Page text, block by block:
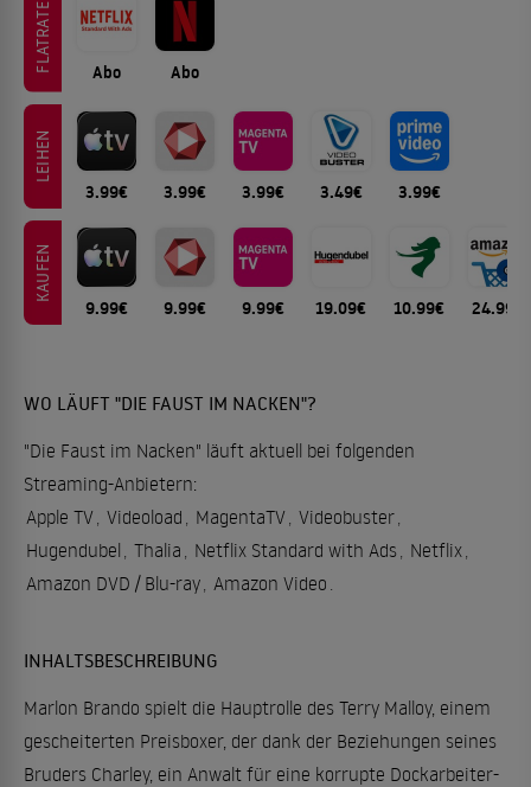
FLATRATE Abo Abo
LEIHEN
3.99€ 3.99€ 3.99€ 3.49€ 3.99€
KAUFEN
9.99€ 9.99€ 9.99€ 19.09€ 10.99€ 24.99€
WO LÄUFT "DIE FAUST IM NACKEN"?
"Die Faust im Nacken" läuft aktuell bei folgenden
Streaming-Anbietern:
Apple TV Videoload MagentaTV Videobuster
Hugendubel Thalia Netflix Standard with Ads Netflix
Amazon DVD / Blu-ray Amazon Video
INHALTSBESCHREIBUNG
Marlon Brando spielt die Hauptrolle des Terry Malloy, einem
gescheiterten Preisboxer, der dank der Beziehungen seines
Bruders Charley, ein Anwalt für eine korrupte Dockarbeiter-